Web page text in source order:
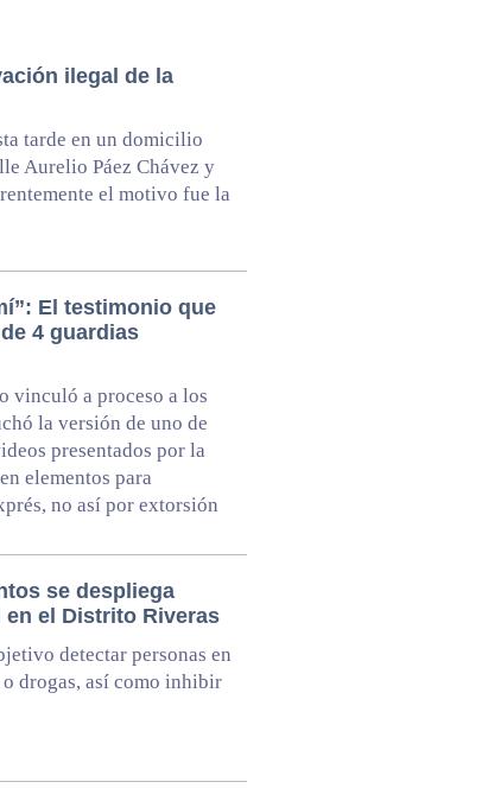
ilegal de la
tarde en un domicilio
Aurelio Páez Chávez y
el motivo fue la
El testimonio que
4 guardias
vinculó a proceso a los
la versión de uno de
presentados por la
elementos para
no así por extorsión
se despliega
el Distrito Riveras
detectar personas en
drogas, así como inhibir